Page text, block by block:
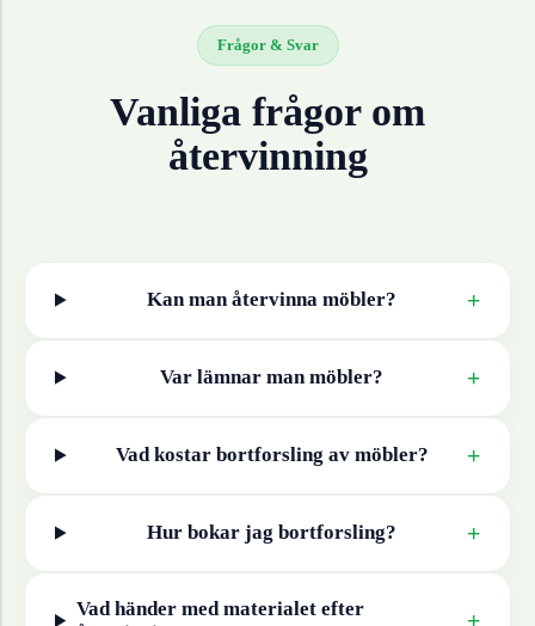
Frågor & Svar
Vanliga frågor om
återvinning
Kan man återvinna möbler? +
Var lämnar manmöbler? +
Vad kostar bortforsling av möbler? +
Hur bokar jag bortforsling? +
Vad händer med materialet efter
+